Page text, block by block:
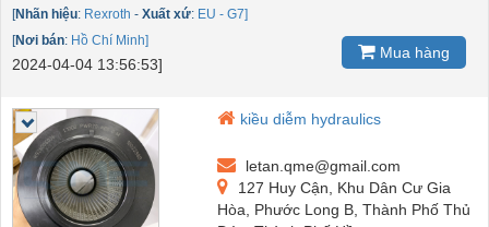
[Nhãn hiệu: Rexroth - Xuất xứ: EU - G7]
[Nơi bán: Hồ Chí Minh]
2024-04-04 13:56:53]
Mua hàng
kiều diễm hydraulics
letan.qme@gmail.com
127 Huy Cận, Khu Dân Cư Gia
Hòa, Phước Long B, Thành Phố Thủ